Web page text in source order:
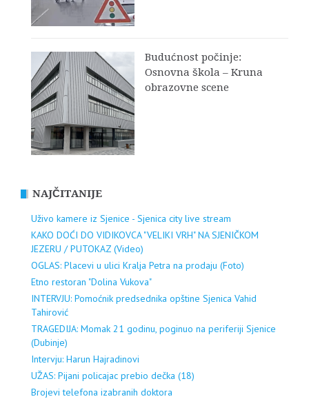
Budućnost počinje:
Osnovna škola – Kruna
obrazovne scene
NAJČITANIJE
Uživo kamere iz Sjenice - Sjenica city live stream
KAKO DOĆI DO VIDIKOVCA "VELIKI VRH" NA SJENIČKOM
JEZERU / PUTOKAZ (Video)
OGLAS: Placevi u ulici Kralja Petra na prodaju (Foto)
Etno restoran "Dolina Vukova"
INTERVJU: Pomoćnik predsednika opštine Sjenica Vahid
Tahirović
TRAGEDIJA: Momak 21 godinu, poginuo na periferiji Sjenice
(Dubinje)
Intervju: Harun Hajradinovi
UŽAS: Pijani policajac prebio dečka (18)
Brojevi telefona izabranih doktora